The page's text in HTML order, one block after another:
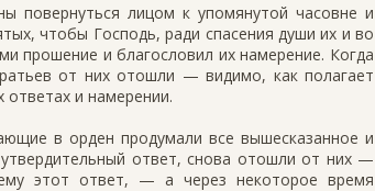
повернуться лицом к упомянутой часовне и
чтобы Господь, ради спасения души их и во
прошение и благословил их намерение. Когда
от них отошли — видимо, как полагает
и намерении.
в орден продумали все вышесказанное и
ответ, снова отошли от них —
этот ответ, — а через некоторое время